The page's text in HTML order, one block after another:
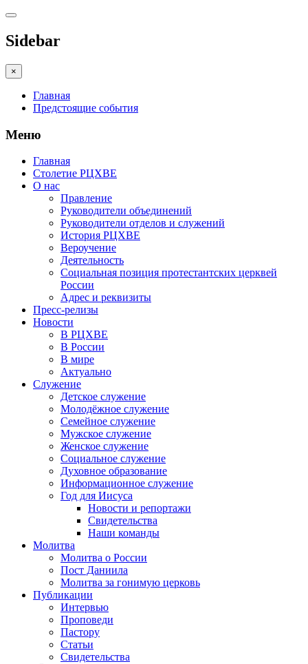
Sidebar
×
Главная
Предстоящие события
Меню
Главная
Столетие РЦХВЕ
О нас
Правление
Руководители объединений
Руководители отделов и служений
История РЦХВЕ
Вероучение
Деятельность
Социальная позиция протестантских церквей
России
Адрес и реквизиты
Пресс-релизы
Новости
В РЦХВЕ
В России
В мире
Актуально
Служение
Детское служение
Молодёжное служение
Семейное служение
Мужское служение
Женское служение
Социальное служение
Духовное образование
Информационное служение
Год для Иисуса
Новости и репортажи
Свидетельства
Наши команды
Молитва
Молитва о России
Пост Даниила
Молитва за гонимую церковь
Публикации
Интервью
Проповеди
Пастору
Статьи
Свидетельства